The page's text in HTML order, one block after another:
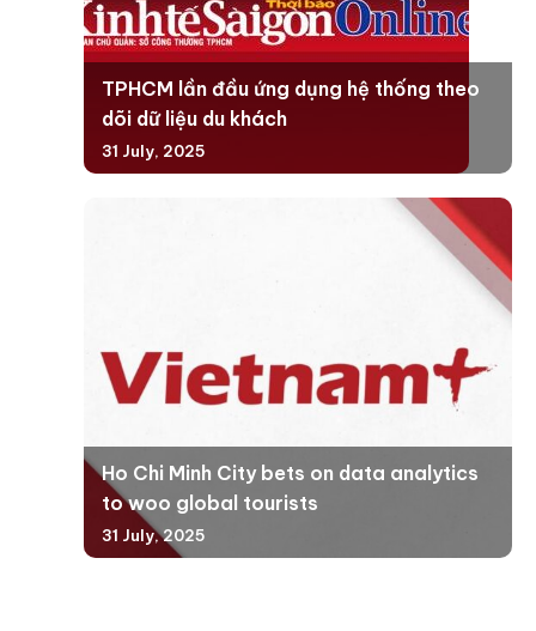
TPHCM lần đầu ứng dụng hệ thống theo
dõi dữ liệu du khách
31 July, 2025
Ho Chi Minh City bets on data analytics
to woo global tourists
31 July, 2025